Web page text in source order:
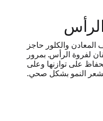
والكلور حاجز
لفروة الرأس. بمرور
على توازنها وعلى
النمو بشكل صحي.